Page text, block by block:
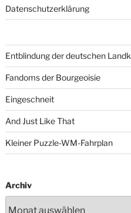
Datenschutzerklärung
Entblindung der deutschen
Fandoms der Bourgeoisie
Eingeschneit
And Just Like That
Kleiner Puzzle-WM-Fahrplan
Archiv